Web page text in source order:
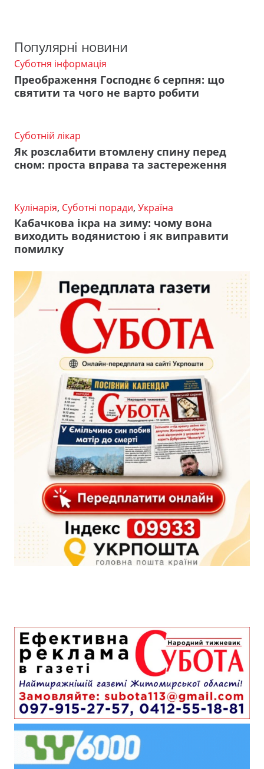
Популярні новини
Суботня інформація
Преображення Господнє 6 серпня: що
святити та чого не варто робити
Суботній лікар
Як розслабити втомлену спину перед
сном: проста вправа та застереження
Кулінарія, Суботні поради, Україна
Кабачкова ікра на зиму: чому вона
виходить водянистою і як виправити
помилку